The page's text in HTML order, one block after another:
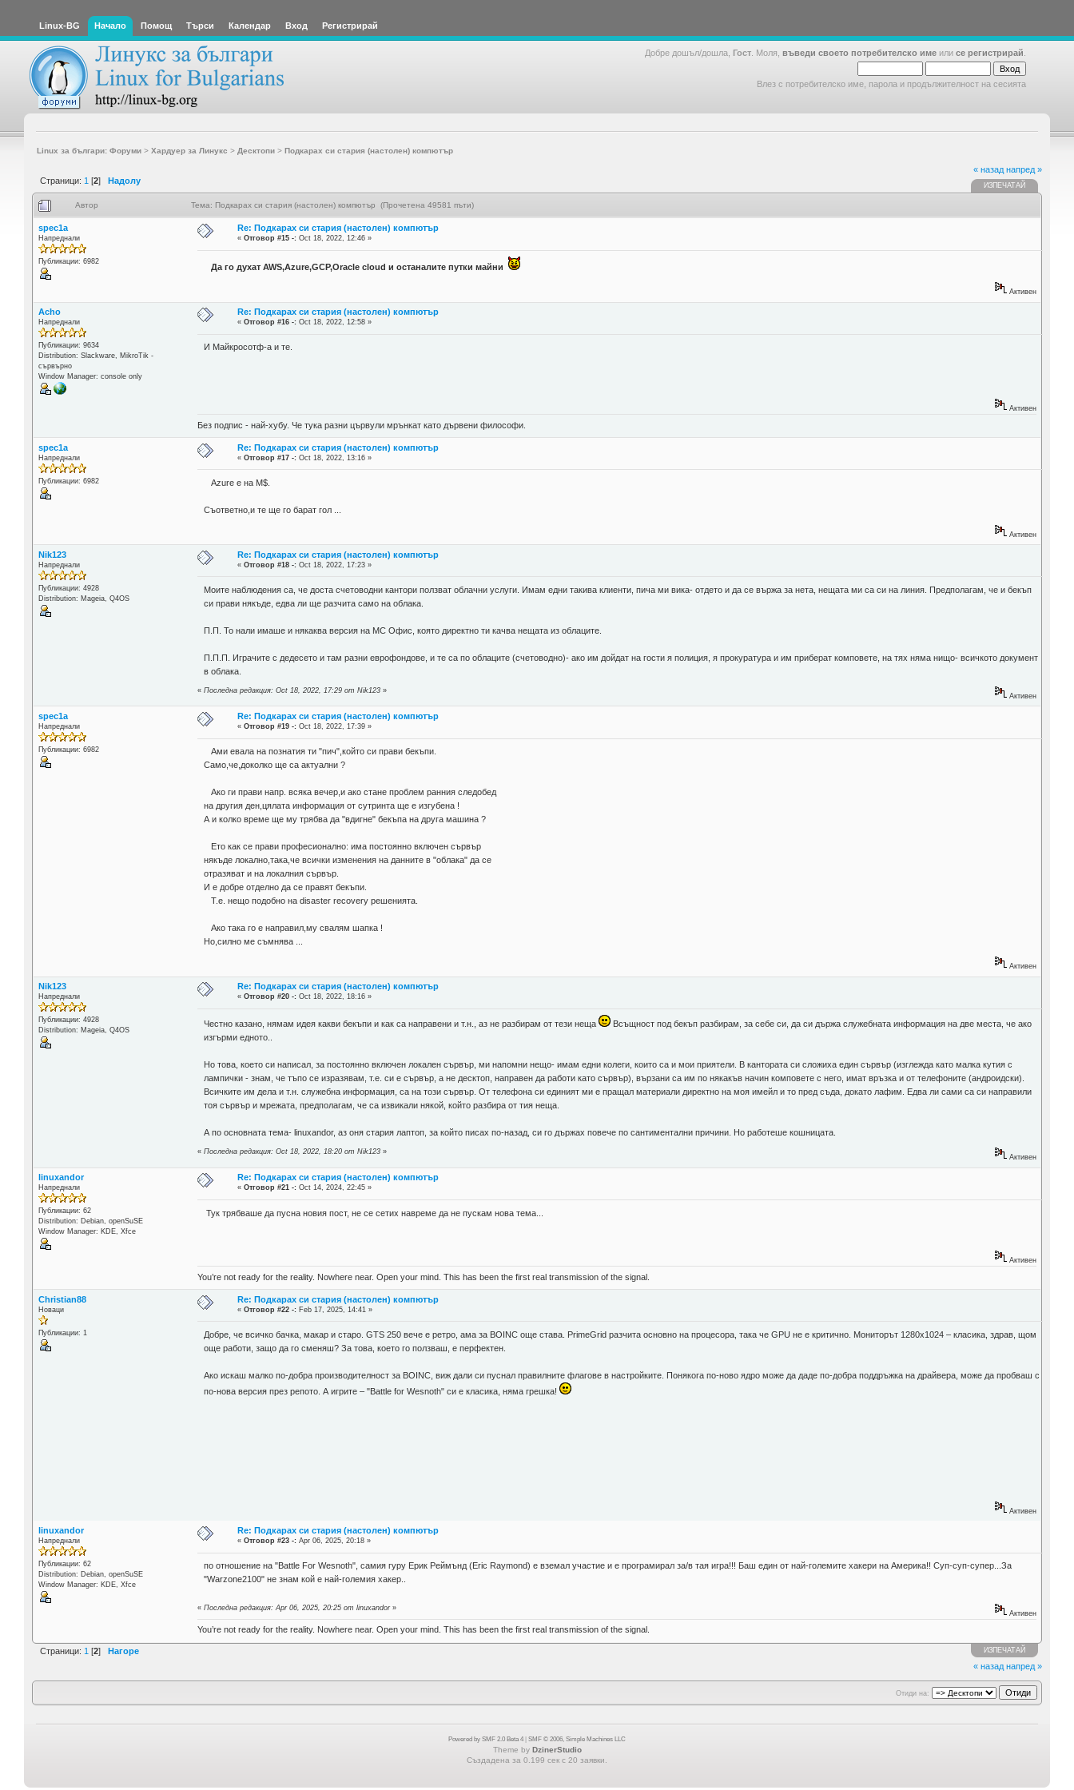
Linux-BG Начало Помощ Търси Календар Вход Регистрирай
Добре дошъл/дошла, Гост . Моля, въведи своето потребителско име или се регистрирай
Влез с потребителско име, парола и продължителност на сесията
Linux за българи: Форуми> Хардуер за Линукс > Десктопи> Подкарах си стария (настолен) компютър
Страници: 1 [2] Надолу
« назад напред »
ИЗПЕЧАТАЙ
Автор Тема: Подкарах си стария (настолен) компютър (Прочетена 49581 пъти)
spec1a
Напреднали
Публикации: 6982
Re: Подкарах си стария (настолен) компютър
«Отговор #15 -: Oct 18, 2022, 12:46 »
Да го духат AWS,Azure,GCP,Oracle cloud и останалите путки майни
Активен
Acho
Напреднали
Публикации: 9634
Distribution: Slackware, MikroTik -
сървърно
Window Manager: console only
Re: Подкарах си стария (настолен) компютър
«Отговор #16 -: Oct 18, 2022, 12:58 »
И Майкросотф-а и те.
Активен
Без подпис - най-хубу. Че тука разни цървули мрънкат като дървени философи.
spec1a
Напреднали
Публикации: 6982
Re: Подкарах си стария (настолен) компютър
«Отговор #17 -: Oct 18, 2022, 13:16 »
Azure е на М$.
Съответно,и те ще го барат гол ...
Активен
Nik123
Напреднали
Публикации: 4928
Distribution: Mageia, Q4OS
Re: Подкарах си стария (настолен) компютър
«Отговор #18 -: Oct 18, 2022, 17:23 »
Моите наблюдения са, че доста счетоводни кантори ползват облачни услуги. Имам едни такива клиенти, пича ми вика- отдето и да се вържа за нета, нещата ми са си на линия. Предполагам, че и бекъп
си прави някъде, едва ли ще разчита само на облака.
П.П. То нали имаше и някаква версия на МС Офис, която директно ти качва нещата из облаците.
П.П.П. Играчите с дедесето и там разни еврофондове, и те са по облаците (счетоводно)- ако им дойдат на гости я полиция, я прокуратура и им приберат комповете, на тях няма нищо- всичкото документ
в облака.
«Последна редакция: Oct 18, 2022, 17:29 от Nik123 »
Активен
spec1a
Напреднали
Публикации: 6982
Re: Подкарах си стария (настолен) компютър
«Отговор #19 -: Oct 18, 2022, 17:39 »
Aми евала на познатия ти "пич",който си прави бекъпи.
Само,че,доколко ще са актуални ?
Ако ги прави напр. всяка вечер,и ако стане проблем ранния следобед
на другия ден,цялата информация от сутринта ще е изгубена !
А и колко време ще му трябва да "вдигне" бекъпа на друга машина ?
Ето как се прави професионално: има постоянно включен сървър
някъде локално,така,че всички изменения на данните в "облака" да се
отразяват и на локалния сървър.
И е добре отделно да се правят бекъпи.
Т.е. нещо подобно на disaster recovery решенията.
Ако така го е направил,му свалям шапка !
Но,силно ме съмнява ...
Активен
Nik123
Напреднали
Публикации: 4928
Distribution: Mageia, Q4OS
Re: Подкарах си стария (настолен) компютър
«Отговор #20 -: Oct 18, 2022, 18:16 »
Честно казано, нямам идея какви бекъпи и как са направени и т.н., аз не разбирам от тези неща
Всъщност под бекъп разбирам, за себе си, да си държа служебната информация на две места, че ако
изгърми едното..
Но това, което си написал, за постоянно включен локален сървър, ми напомни нещо- имам едни колеги, които са и мои приятели. В кантората си сложиха един сървър (изглежда като малка кутия с
лампички - знам, че тъпо се изразявам, т.е. си е сървър, а не десктоп, направен да работи като сървър), вързани са им по някакъв начин комповете с него, имат връзка и от телефоните (андроидски).
Всичките им дела и т.н. служебна информация, са на този сървър. От телефона си единият ми е пращал материали директно на моя имейл и то пред съда, докато лафим. Едва ли сами са си направили
тоя сървър и мрежата, предполагам, че са извикали някой, който разбира от тия неща.
А по основната тема- linuxandor, аз оня стария лаптоп, за който писах по-назад, си го държах повече по сантиментални причини. Но работеше кошницата.
«Последна редакция: Oct 18, 2022, 18:20 от Nik123 »
Активен
linuxandor
Напреднали
Публикации: 62
Distribution: Debian, openSuSE
Window Manager: KDE, Xfce
Re: Подкарах си стария (настолен) компютър
«Отговор #21 -: Oct 14, 2024, 22:45 »
Тук трябваше да пусна новия пост, не се сетих навреме да не пускам нова тема...
Активен
You’re not ready for the reality. Nowhere near. Open your mind. This has been the first real transmission of the signal.
Christian88
Новаци
Публикации: 1
Re: Подкарах си стария (настолен) компютър
«Отговор #22 -: Feb 17, 2025, 14:41 »
Добре, че всичко бачка, макар и старо. GTS 250 вече е ретро, ама за BOINC още става. PrimeGrid разчита основно на процесора, така че GPU не е критично. Мониторът 1280x1024 – класика, здрав, щом
още работи, защо да го сменяш? За това, което го ползваш, е перфектен.
Ако искаш малко по-добра производителност за BOINC, виж дали си пуснал правилните флагове в настройките. Понякога по-ново ядро може да даде по-добра поддръжка на драйвера, може да пробваш с
по-нова версия през репото. А игрите – "Battle for Wesnoth" си е класика, няма грешка!
Активен
linuxandor
Напреднали
Публикации: 62
Distribution: Debian, openSuSE
Window Manager: KDE, Xfce
Re: Подкарах си стария (настолен) компютър
«Отговор #23 -: Apr 06, 2025, 20:18 »
по отношение на "Battle For Wesnoth", самия гуру Ерик Реймънд (Eric Raymond) е вземал участие и е програмирал за/в тая игра!!! Баш един от най-големите хакери на Америка!! Суп-суп-супер...За
"Warzone2100" не знам кой е най-големия хакер..
«Последна редакция: Apr 06, 2025, 20:25 от linuxandor»
Активен
You’re not ready for the reality. Nowhere near. Open your mind. This has been the first real transmission of the signal.
Страници: 1 [2] Нагоре ИЗПЕЧАТАЙ
« назад напред »
Отиди на:
Powered by SMF 2.0 Beta 4 SMF © 2006, Simple Machines LLC
Theme by DzinerStudio
Създадена за 0.199 сек с 20 заявки.